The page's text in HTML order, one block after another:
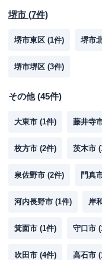
堺市 (7件)
堺市東区 (1件) 堺市
堺市堺区 (3件)
その他(45件)
大東市 (1件) 藤井寺
枚方市 (2件) 茨木市 (
泉佐野市 (2件) 門真
河内長野市 (1件) 岸
箕面市 (1件) 守口市 (
吹田市 (4件) 高石市 (